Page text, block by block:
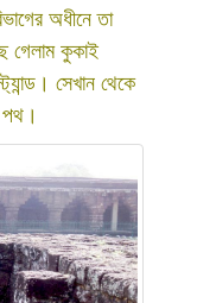
অধীনে তা
গেলাম কুকাই
সেখান থেকে
পথ।